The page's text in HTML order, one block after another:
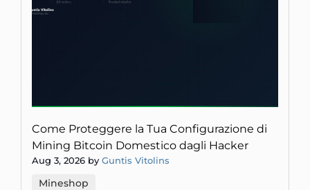
Come Proteggere la Tua Configurazione di
Mining Bitcoin Domestico dagli Hacker
Aug 3, 2026 by Guntis Vitolins
Mineshop